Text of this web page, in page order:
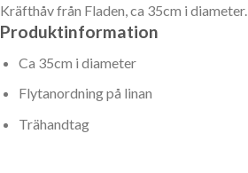
Kräfthåv från Fladen, ca 35cm i diameter.
Produktinformation
Ca 35cm i diameter
Flytanordning på linan
Trähandtag